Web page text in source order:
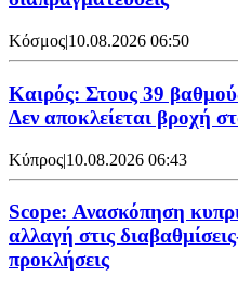
Κόσμος|10.08.2026 06:50
Καιρός: Στους 39
Δεν αποκλείεται βροχή
Κύπρος|10.08.2026 06:43
Scope: Ανασκόπηση
αλλαγή στις
προκλήσεις